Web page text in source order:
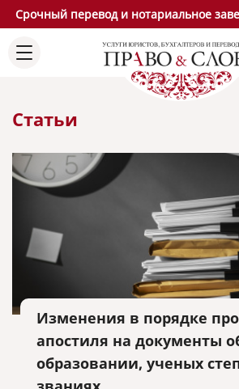
Срочный перевод и нотариальное
Статьи
Изменения в порядке
апостиля на документы
образовании, ученых